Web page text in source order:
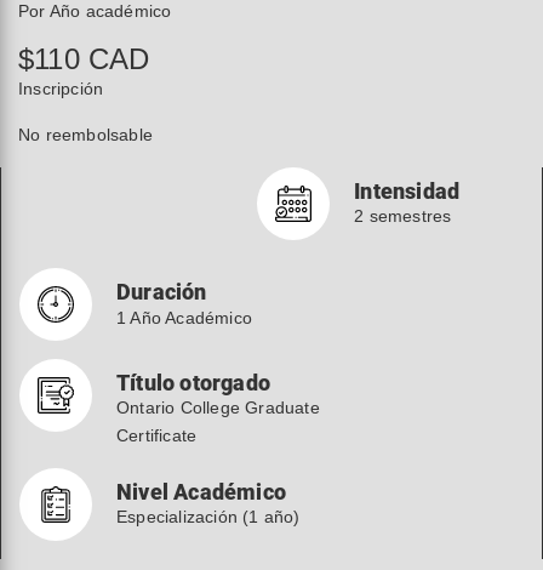
Por Año académico
$110 CAD
Inscripción
No reembolsable
Duración
1 Año Académico
Intensidad
2 semestres
Título otorgado
Ontario College Graduate
Certificate
Nivel Académico
Especialización (1 año)